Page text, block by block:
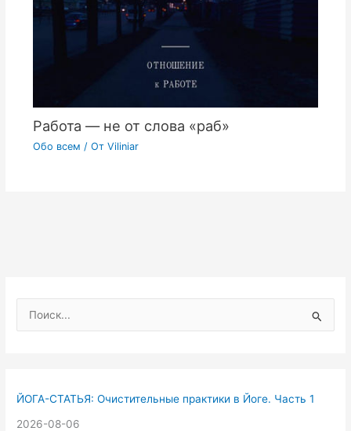
Работа — не от слова «раб»
Обо всем / От Viliniar
о
к
ЙОГА-СТАТЬЯ: Очистительные практики в Йоге. Часть 1
2026-08-06